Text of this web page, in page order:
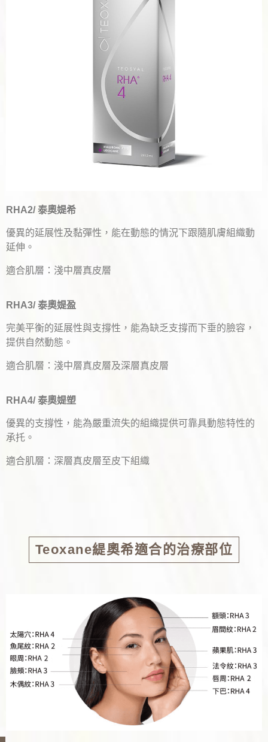
RHA2/ 泰奧媞希
優異的延展性及黏彈性，能在動態的情況下跟隨肌膚組織動
延伸。
適合肌層：淺中層真皮層
RHA3/ 泰奧媞盈
完美平衡的延展性與支撐性，能為缺乏支撐而下垂的臉容，
提供自然動態。
適合肌層：淺中層真皮層及深層真皮層
RHA4/ 泰奧媞塑
優異的支撐性，能為嚴重流失的組織提供可靠具動態特性的
承托。
適合肌層：深層真皮層至皮下組織
Teoxane緹奧希適合的治療部位